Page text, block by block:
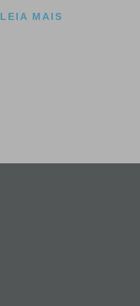
LEIA MAIS